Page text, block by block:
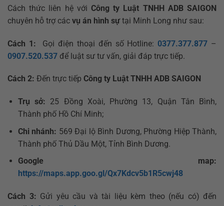
Cách thức liên hệ với Công ty Luật TNHH ADB SAIGON
chuyên hỗ trợ các vụ án hình sựtại Minh Long như sau:
Cách 1: Gọi điện thoại đến số Hotline: 0377.377.877 –
0907.520.537 để luật sư tư vấn, giải đáp trực tiếp.
Cách 2: Đến trực tiếp Công ty Luật TNHH ADB SAIGON
Trụ sở: 25 Đồng Xoài, Phường 13, Quận Tân Bình,
Thành phố Hồ Chí Minh;
Chi nhánh: 569 Đại lộ Bình Dương, Phường Hiệp Thành,
Thành phố Thủ Dầu Một, Tỉnh Bình Dương.
Google map:
https://maps.app.goo.gl/Qx7Kdcv5b1R5cwj48
Cách 3: Gửi yêu cầu và tài liệu kèm theo (nếu có) đến